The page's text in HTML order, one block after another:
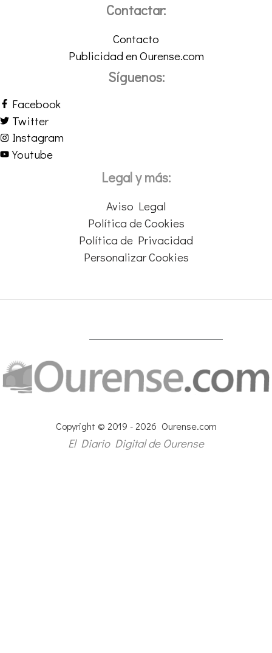
Contactar:
Contacto
Publicidad en Ourense.com
Síguenos:
Facebook
Twitter
Instagram
Youtube
Legal y más:
Aviso Legal
Política de Cookies
Política de Privacidad
Personalizar Cookies
Copyright © 2019 - 2026 Ourense.com
El Diario Digital de Ourense